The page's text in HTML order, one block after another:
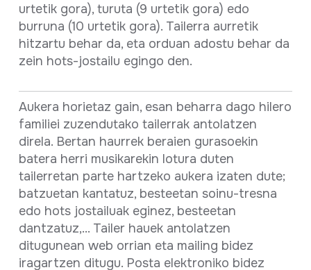
urtetik gora), turuta (9 urtetik gora) edo
burruna (10 urtetik gora). Tailerra aurretik
hitzartu behar da, eta orduan adostu behar da
zein hots-jostailu egingo den.
Aukera horietaz gain, esan beharra dago hilero
familiei zuzendutako tailerrak antolatzen
direla. Bertan haurrek beraien gurasoekin
batera herri musikarekin lotura duten
tailerretan parte hartzeko aukera izaten dute;
batzuetan kantatuz, besteetan soinu-tresna
edo hots jostailuak eginez, besteetan
dantzatuz,... Tailer hauek antolatzen
ditugunean web orrian eta mailing bidez
iragartzen ditugu. Posta elektroniko bidez